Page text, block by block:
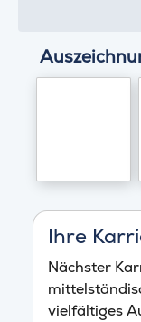
Ihre
Nächster
vielfältiges